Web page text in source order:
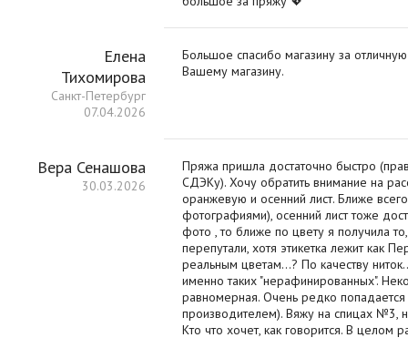
Елена
Тихомирова
Санкт-Петербург
07.04.2026
Большое спасибо магазину за
Вашему магазину.
Вера Сенашова
30.03.2026
Пряжа пришла достаточно быстро
СДЭКу). Хочу обратить внимание на
оранжевую и осенний лист. Ближе
фотографиями), осенний лист тоже
фото , то ближе по цвету я получила
перепутали, хотя этикетка лежит как
реальным цветам...? По качеству
именно таких "нерафинированных".
равномерная. Очень редко попадается
производителем). Вяжу на спицах №3,
Кто что хочет, как говорится. В целом